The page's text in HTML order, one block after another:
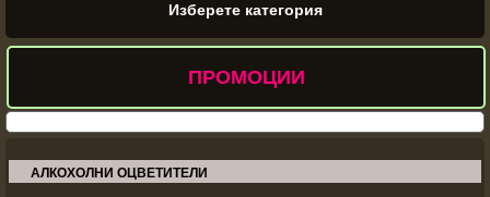
Изберете категория
ПРОМОЦИИ
АЛКОХОЛНИ ОЦВЕТИТЕЛИ